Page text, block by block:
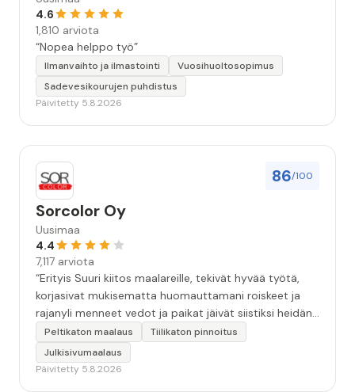
4.6
1,810 arviota
“Nopea helppo työ”
Ilmanvaihto ja ilmastointi
Vuosihuoltosopimus
Sadevesikourujen puhdistus
Päivitetty 5.8.2026
86/100
Sorcolor Oy
Uusimaa
4.4
7,117 arviota
“Erityis Suuri kiitos maalareille, tekivät hyvää työtä,
korjasivat mukisematta huomauttamani roiskeet ja
rajanyli menneet vedot ja paikat jäivät siistiksi heidän
lähtönsä jälkeen.”
Peltikaton maalaus
Tiilikaton pinnoitus
Julkisivumaalaus
Päivitetty 5.8.2026